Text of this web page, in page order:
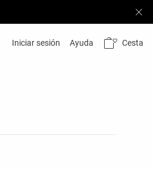
Iniciar sesión Ayuda Cesta